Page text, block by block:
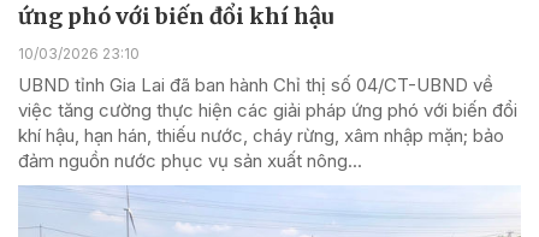
ứng phó với biến đổi khí hậu
10/03/2026 23:10
UBND tỉnh Gia Lai đã ban hành Chỉ thị số 04/CT-UBND về
việc tăng cường thực hiện các giải pháp ứng phó với biến đổi
khí hậu, hạn hán, thiếu nước, cháy rừng, xâm nhập mặn; bảo
đảm nguồn nước phục vụ sản xuất nông...